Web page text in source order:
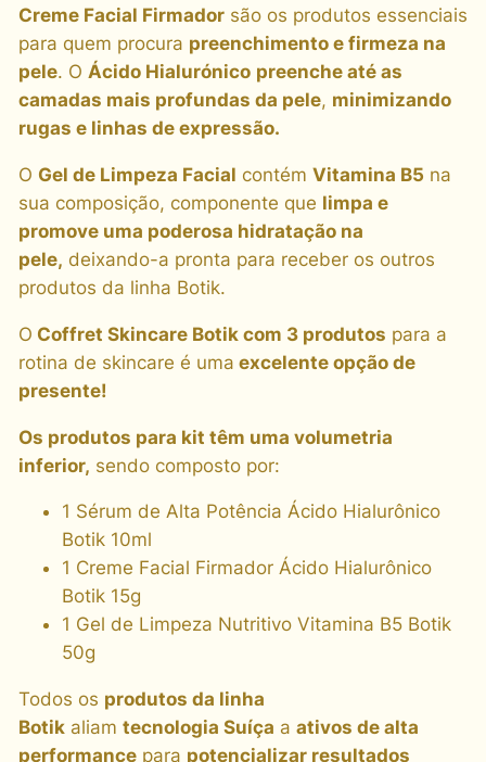
Creme Facial Firmadorsão os produtos essenciais
para quem procura preenchimento e firmeza na
pele. O Ácido Hialurónico preenche até as
camadas mais profundas da pele, minimizando
rugas e linhas de expressão.
O Gel de Limpeza Facial contém Vitamina B5 na
sua composição, componente que limpa e
promove uma poderosa hidratação na
pele, deixando-a pronta para receber os outros
produtos da linha Botik.
O Coffret Skincare Botik com 3 produtos para a
rotina de skincare é uma excelente opção de
presente!
Os produtos para kit têm uma volumetria
inferior, sendo composto por:
1 Sérum de Alta Potência Ácido Hialurônico
Botik 10ml
1 Creme Facial Firmador Ácido Hialurônico
Botik 15g
1 Gel de Limpeza Nutritivo Vitamina B5 Botik
50g
Todos os produtos da linha
Botikaliam tecnologia Suíça a ativos de alta
performancepara potencializar resultados